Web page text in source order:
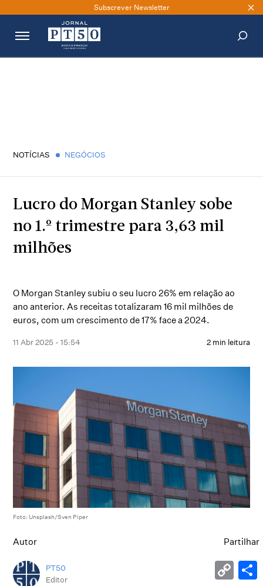
Subscrever Newsletter
NOTÍCIAS NEGÓCIOS
Lucro do Morgan Stanley sobe
no 1.º trimestre para 3,63 mil
milhões
O Morgan Stanley subiu o seu lucro 26% em relação ao
ano anterior. As receitas totalizaram 16 mil milhões de
euros, com um crescimento de 17% face a 2024.
11 Abr 2025 - 15:54 2 min leitura
Foto: Unsplash/Sven Piper
Autor
PT50
Editor
Partilhar